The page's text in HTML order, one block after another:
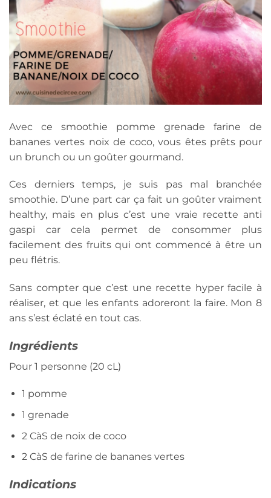
Avec ce smoothie pomme grenade farine de
bananes vertes noix de coco, vous êtes prêts pour
un brunch ou un goûter gourmand.
Ces derniers temps, je suis pas mal branchée
smoothie. D’une part car ça fait un goûter vraiment
healthy, mais en plus c’est une vraie recette anti
gaspi car cela permet de consommer plus
facilement des fruits qui ont commencé à être un
peu flétris.
Sans compter que c’est une recette hyper facile à
réaliser, et que les enfants adoreront la faire. Mon 8
ans s’est éclaté en tout cas.
Ingrédients
Pour 1 personne (20 cL)
1 pomme
1 grenade
2 CàS de noix de coco
2 CàS de farine de bananes vertes
Indications